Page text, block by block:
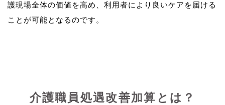
護現場全体の価値を高め、利用者により良いケアを届ける
介護職員処遇改善加算とは？